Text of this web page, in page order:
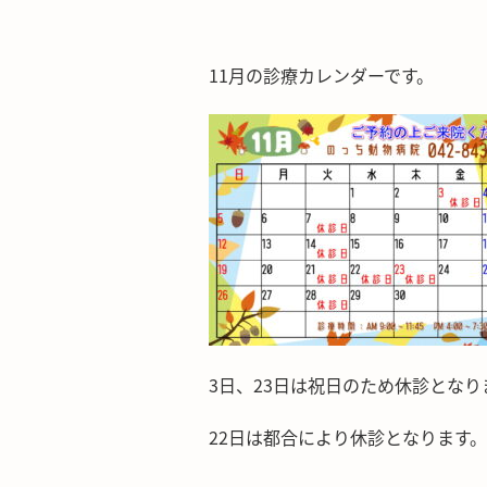
11月の診療カレンダーです。
3日、23日は祝日のため休診となり
22日は都合により休診となります。